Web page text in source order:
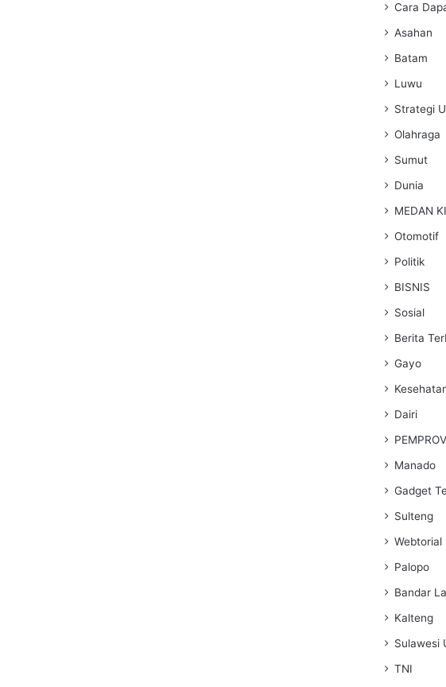
Cara
Asahan
Batam
Luwu
Strategi
Olahraga
Sumut
Dunia
MEDAN
Otomotif
Politik
BISNIS
Sosial
Berita
Gayo
Dairi
Manado
Gadget
Sulteng
Webtorial
Palopo
Bandar
Kalteng
Sulawesi
TNI